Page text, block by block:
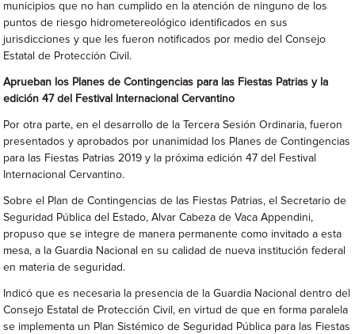
municipios que no han cumplido en la atención de ninguno de los
puntos de riesgo hidrometereológico identificados en sus
jurisdicciones y que les fueron notificados por medio del Consejo
Estatal de Protección Civil.
Aprueban los Planes de Contingencias para las Fiestas Patrias y la
edición 47 del Festival Internacional Cervantino
Por otra parte, en el desarrollo de la Tercera Sesión Ordinaria, fueron
presentados y aprobados por unanimidad los Planes de Contingencias
para las Fiestas Patrias 2019 y la próxima edición 47 del Festival
Internacional Cervantino.
Sobre el Plan de Contingencias de las Fiestas Patrias, el Secretario de
Seguridad Pública del Estado, Alvar Cabeza de Vaca Appendini,
propuso que se integre de manera permanente como invitado a esta
mesa, a la Guardia Nacional en su calidad de nueva institución federal
en materia de seguridad.
Indicó que es necesaria la presencia de la Guardia Nacional dentro del
Consejo Estatal de Protección Civil, en virtud de que en forma paralela
se implementa un Plan Sistémico de Seguridad Pública para las Fiestas